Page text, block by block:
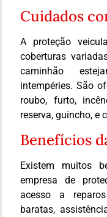
Cuidados
A proteção
coberturas
caminhão
intempéries. São
roubo, furto,
reserva, guincho, e
Benefícios
Existem muitos
empresa de
acesso a
baratas,